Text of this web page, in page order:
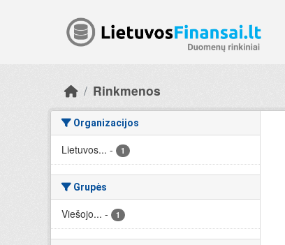
Rinkmenos
Organizacijos
Lietuvos... - 1
Grupės
Viešojo... - 1